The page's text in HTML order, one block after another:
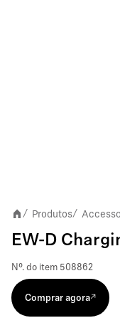
/ Produtos/
EW-D
Nº. do item 508862
Comprar agora